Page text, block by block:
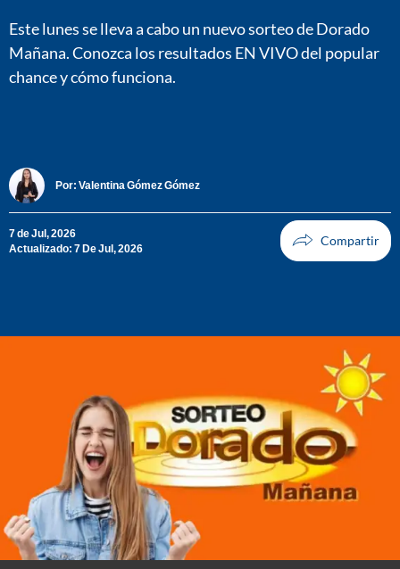
Este lunes se lleva a cabo un nuevo sorteo de Dorado
Mañana. Conozca los resultados EN VIVO del popular
chance y cómo funciona.
Por: Valentina Gómez Gómez
7 de Jul, 2026
Actualizado: 7 De Jul, 2026